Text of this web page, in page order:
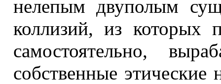
нелепым двуполым
коллизий, из которых
самостоятельно,
собственные этические